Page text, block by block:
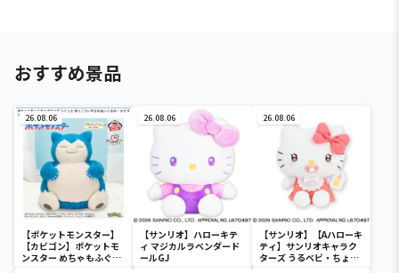
おすすめ景品
26.08.06
【ポケットモンスター】
【カビゴン】ポケットモ
ンスター めちゃもふぐっ
26.08.06
【サンリオ】ハローキテ
ィ マジカルラベンダード
ールGJ
26.08.06
【サンリオ】【Aハローキ
ティ】サンリオキャラク
ターズ うるベビ・ちょい